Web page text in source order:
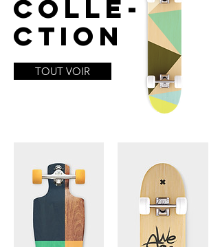
colle-
ction
TOUT VOIR